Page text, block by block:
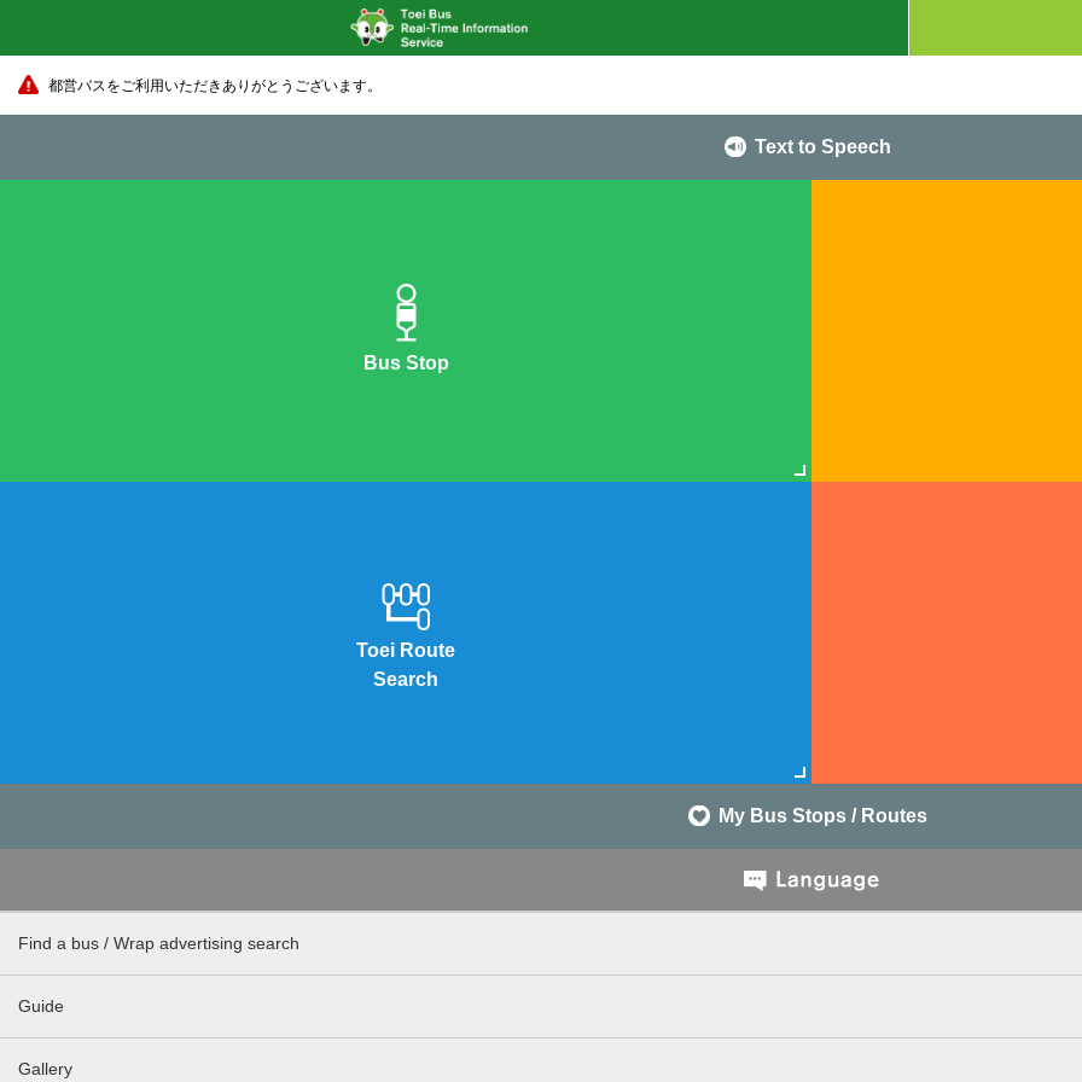
都営バスをご利用いただきありがとうございます。
Text to Speech
Bus Stop
Toei Route
Search
My Bus Stops / Routes
Find a bus / Wrap advertising search
Guide
Gallery